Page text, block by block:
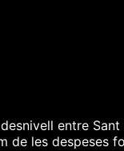
entre
de les despeses